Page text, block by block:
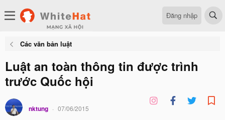
Đăng nhập
Các văn bản luật
Luật an toàn thông tin được trình
trước Quốc hội
nktung 07/06/2015